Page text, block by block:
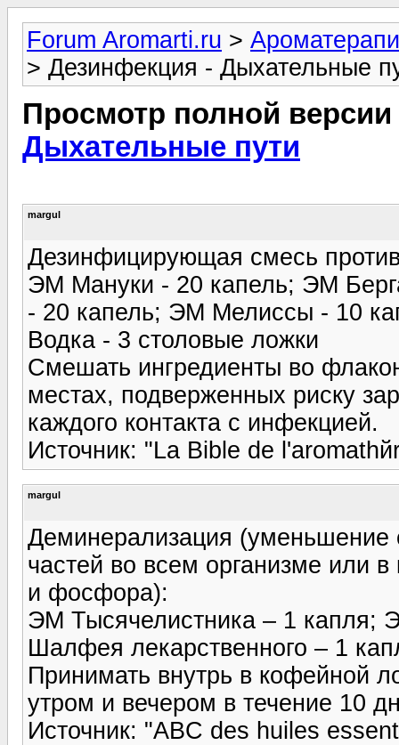
Forum Aromarti.ru >
> Дезинфекция - Дыхательные
Просмотр полной
Дыхательные пути
margul
Дезинфицирующая смесь
ЭМ Мануки - 20 капель; ЭМ
- 20 капель; ЭМ Мелиссы - 10
Водка - 3 столовые ложки
Смешать ингредиенты во
местах, подверженных риску
каждого контакта с инфекцией.
Источник: "La Bible de
margul
Деминерализация (уменьшение
частей во всем организме или
и фосфора):
ЭМ Тысячелистника – 1 капля;
Шалфея лекарственного – 1
Принимать внутрь в кофейной
утром и вечером в течение 10
Источник: "ABC des huiles